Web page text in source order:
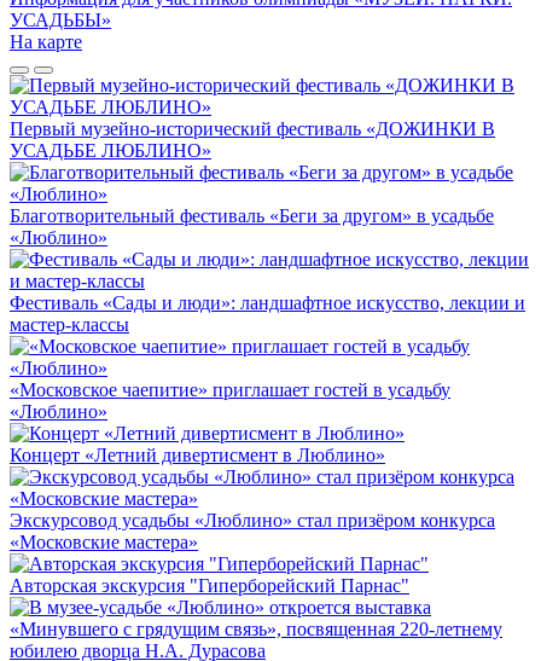
УСАДЬБЫ»
На карте
Первый музейно-исторический фестиваль «ДОЖИНКИ В
УСАДЬБЕ ЛЮБЛИНО»
Благотворительный фестиваль «Беги за другом» в усадьбе
«Люблино»
Фестиваль «Сады и люди»: ландшафтное искусство, лекции и
мастер-классы
«Московское чаепитие» приглашает гостей в усадьбу
«Люблино»
Концерт «Летний дивертисмент в Люблино»
Экскурсовод усадьбы «Люблино» стал призёром конкурса
«Московские мастера»
Авторская экскурсия "Гиперборейский Парнас"